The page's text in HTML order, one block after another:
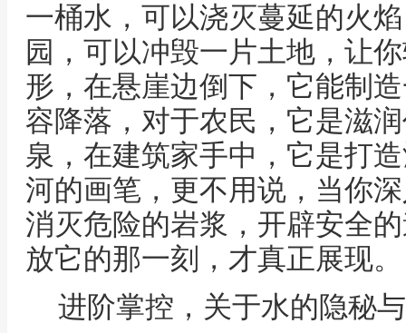
一桶水，可以浇灭蔓延的火
园，可以冲毁一片土地，让
形，在悬崖边倒下，它能制
容降落，对于农民，它是滋
泉，在建筑家手中，它是打
河的画笔，更不用说，当你
消灭危险的岩浆，开辟安全
放它的那一刻，才真正展现。
进阶掌控，关于水的隐秘